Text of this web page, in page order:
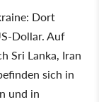
Dort
Dollar. Auf
Sri Lanka, Iran
sich in
und in